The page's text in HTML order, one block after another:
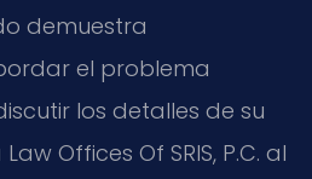
demuestra
el problema
los detalles de su
Offices Of SRIS, P.C. al